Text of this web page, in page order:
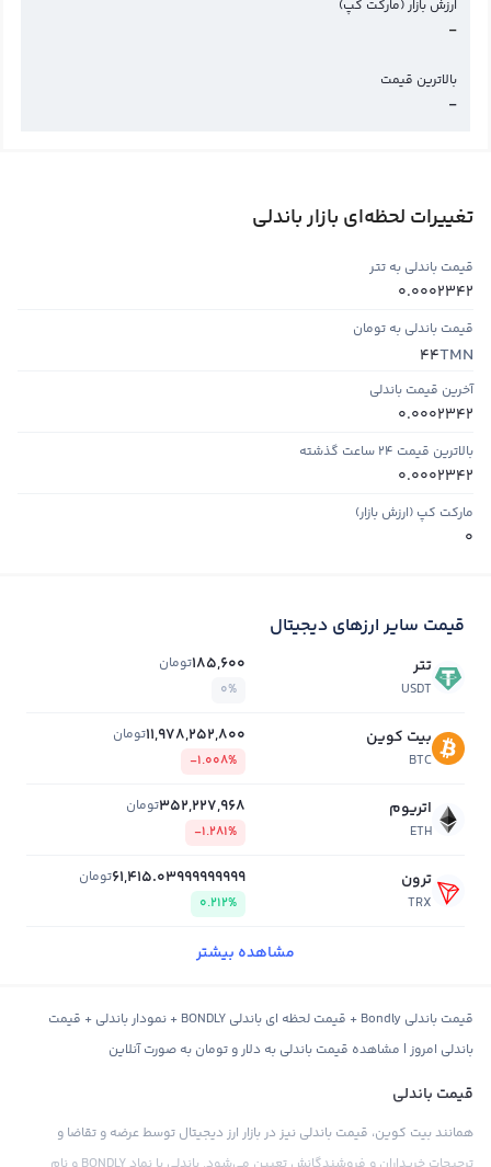
ارزش بازار (مارکت کپ)
-
بالاترین قیمت
-
تغییرات لحظه‌ای بازار باندلی
قیمت باندلی به تتر
0.0002342
قیمت باندلی به تومان
TMN
44
آخرین قیمت باندلی
0.0002342
بالاترین قیمت ۲۴ ساعت گذشته
0.0002342
مارکت کپ (ارزش بازار)
0
قیمت سایر ارزهای دیجیتال
تتر
USDT
185,600تومان
0%
بیت کوین
BTC
11,978,252,800تومان
-1.008%
اتریوم
ETH
352,227,968تومان
-1.281%
ترون
TRX
61,415.03999999999تومان
0.212%
مشاهده بیشتر
قیمت باندلی Bondly + قیمت لحظه ای باندلی BONDLY + نمودار باندلی + قیمت
باندلی امروز | مشاهده قیمت باندلی به دلار و تومان به صورت آنلاین
قیمت باندلی
همانند بیت کوین، قیمت باندلی نیز در بازار ارز دیجیتال توسط عرضه و تقاضا و